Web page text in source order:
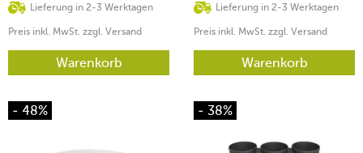
Lieferung in 2-3 Werktagen
Preis inkl. MwSt. zzgl. Versand
Warenkorb
Lieferung in 2-3 Werktagen
Preis inkl. MwSt. zzgl. Versand
Warenkorb
- 48% - 38%